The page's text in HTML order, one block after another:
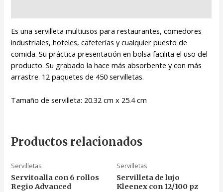
Es una servilleta multiusos para restaurantes, comedores
industriales, hoteles, cafeterías y cualquier puesto de
comida. Su práctica presentación en bolsa facilita el uso del
producto. Su grabado la hace más absorbente y con más
arrastre. 12 paquetes de 450 servilletas.
Tamaño de servilleta: 20.32 cm x 25.4 cm
Productos relacionados
Servilletas
Servitoalla con 6 rollos
Regio Advanced
Servilletas
Servilleta de lujo
Kleenex con 12/100 pz